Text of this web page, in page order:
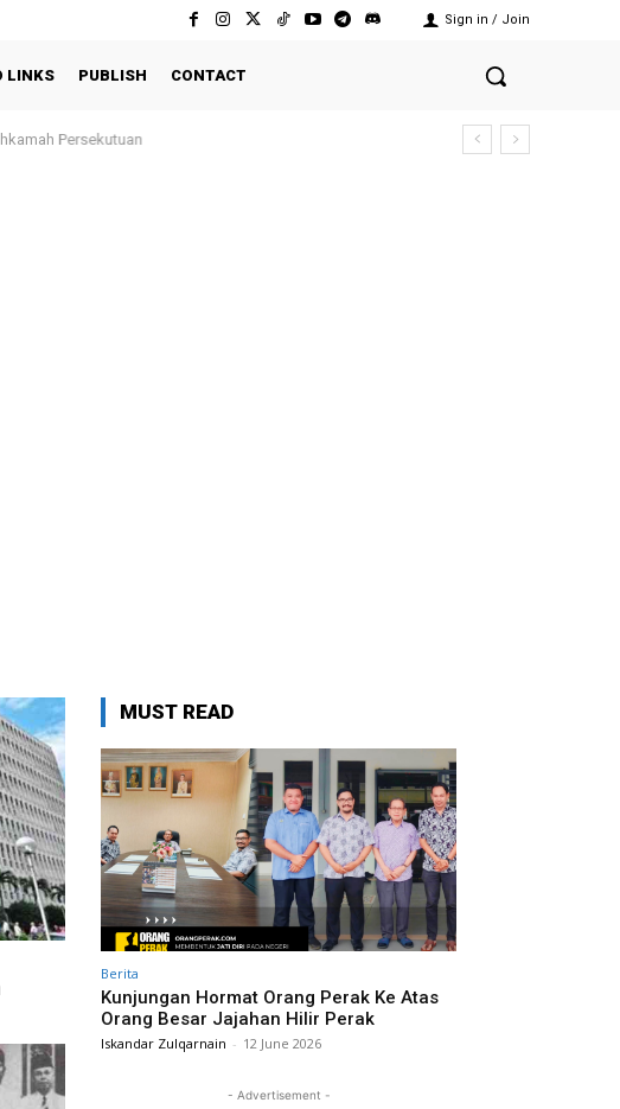
Sign in / Join
LINKS PUBLISH CONTACT
Persekutuan
MUST READ
Berita
Kunjungan Hormat Orang Perak Ke Atas
Orang Besar Jajahan Hilir Perak
Iskandar Zulqarnain - 12 June 2026
- Advertisement -